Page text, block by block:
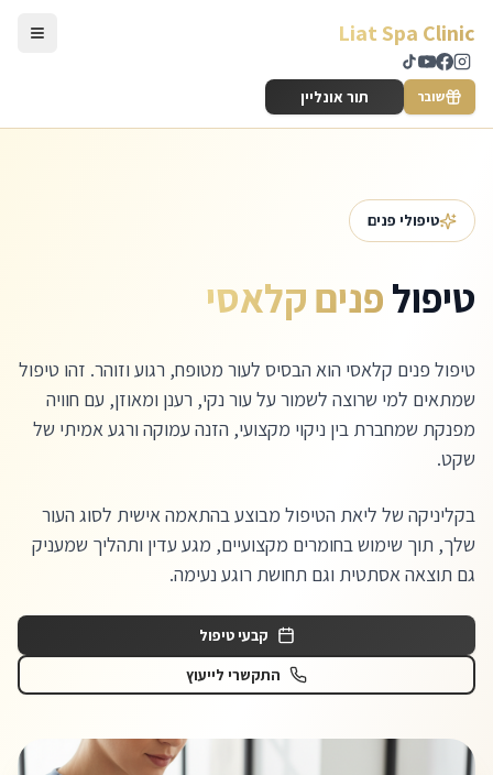
Liat Spa Clinic
שובר תור אונליין
טיפולי פנים
טיפולפנים קלאסי
טיפול פנים קלאסי הוא הבסיס לעור מטופח, רגוע וזוהר. זהו טיפול
שמתאים למי שרוצה לשמור על עור נקי, רענן ומאוזן, עם חוויה
מפנקת שמחברת בין ניקוי מקצועי, הזנה עמוקה ורגע אמיתי של
שקט.
בקליניקה של ליאת הטיפול מבוצע בהתאמה אישית לסוג העור
שלך, תוך שימוש בחומרים מקצועיים, מגע עדין ותהליך שמעניק
גם תוצאה אסתטית וגם תחושת רוגע נעימה.
קבעי טיפול
התקשרי לייעוץ